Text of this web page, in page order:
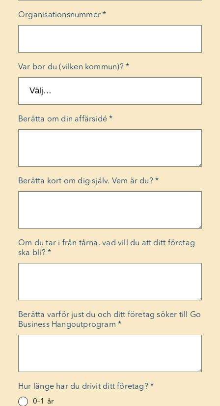
Organisationsnummer*
Var bor du (vilken kommun)? *
Berätta om din affärsidé*
Berätta kort om dig själv. Vem är du?*
Om du tar i från tårna, vad vill du att ditt företag
ska bli? *
Berätta varför just du och ditt företag söker till Go
Business Hangoutprogram*
Hur länge har du drivit ditt företag?*
0–1 år